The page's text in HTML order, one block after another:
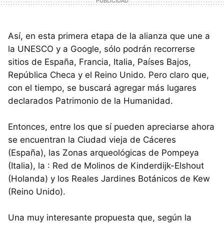
Así, en esta primera etapa de la alianza que une a
la UNESCO y a Google, sólo podrán recorrerse
sitios de España, Francia, Italia, Países Bajos,
República Checa y el Reino Unido. Pero claro que,
con el tiempo, se buscará agregar más lugares
declarados Patrimonio de la Humanidad.
Entonces, entre los que sí pueden apreciarse ahora
se encuentran la Ciudad vieja de Cáceres
(España), las Zonas arqueológicas de Pompeya
(Italia), la : Red de Molinos de Kinderdijk-Elshout
(Holanda) y los Reales Jardines Botánicos de Kew
(Reino Unido).
Una muy interesante propuesta que, según la